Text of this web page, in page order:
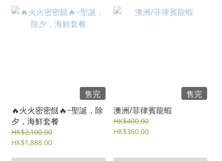
售完
🔥火火密密餸🔥~聖誕，除
夕，海鮮套餐
HK$2,100.00
HK$1,888.00
售完
澳洲/菲律賓龍蝦
HK$400.00
HK$360.00